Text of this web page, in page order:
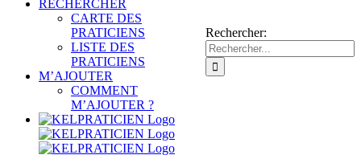
RECHERCHER
CARTE DES
PRATICIENS
LISTE DES
PRATICIENS
M’AJOUTER
COMMENT
M’AJOUTER ?
Rechercher: